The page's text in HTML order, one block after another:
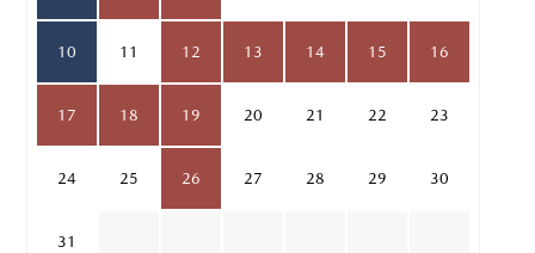
10 11 12 13 14 15 16
17 18 19 20 21 22 23
24 25 26 27 28 29 30
31